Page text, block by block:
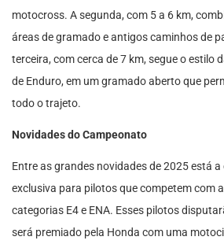
motocross. A segunda, com 5 a 6 km,
áreas de gramado e antigos caminhos de
terceira, com cerca de 7 km, segue o estilo
de Enduro, em um gramado aberto que
todo o trajeto.
Novidades do Campeonato
Entre as grandes novidades de 2025 está a
exclusiva para pilotos que competem com
categorias E4 e ENA. Esses pilotos
será premiado pela Honda com uma